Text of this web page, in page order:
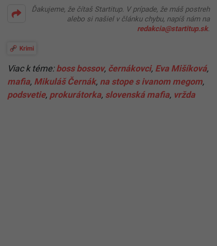
Ďakujeme, že čítaš Startitup. V prípade, že máš postreh
alebo si našiel v článku chybu, napíš nám na
redakcia@startitup.sk.
Krimi
Viac k téme:boss bossov, černákovci, Eva Mišíková,
mafia, Mikuláš Černák, na stope s ivanom megom,
podsvetie, prokurátorka, slovenská mafia, vržda